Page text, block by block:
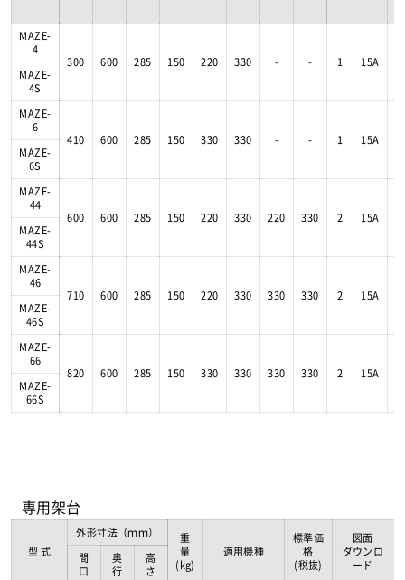
MAZE-
4
300
600 285 150 220 330 - - 1
15A
MAZE-
4S
MAZE-
6
410
600 285 150 330 330 - - 1
15A
MAZE-
6S
MAZE-
44
600
600 285 150 220 330 220 330 2
15A
MAZE-
44S
MAZE-
46
710
600 285 150 220 330 330 330 2
15A
MAZE-
46S
MAZE-
66
820
600 285 150 330 330 330 330 2
15A
MAZE-
66S
専用架台
型 式
外形寸法（ｍｍ）
重
量
(kg)
適用機種
標準価
格
(税抜)
図面
ダウンロ
ード
間
口
奥
行
高
さ